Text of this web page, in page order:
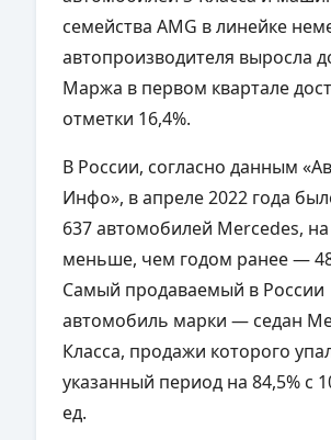
семейства AMG в линейке
автопроизводителя выросла
Маржа в первом квартале
отметки 16,4%.
В России, согласно данным
Инфо», в апреле 2022 года
637 автомобилей Mercedes, на
меньше, чем годом ранее —
Самый продаваемый в России
автомобиль марки — седан
Класса, продажи которого
указанный период на 84,5% с
ед.